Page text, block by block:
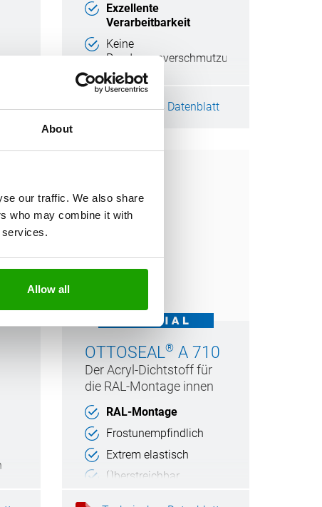
About
our traffic. We also share
who may combine it with
services.
Allow all
Exzellente
Verarbeitbarkeit
Keine
Randzonenverschmutzung
Sehr langlebige Fuge
Sicher gegen Schimmel
Technisches Datenblatt
OTTOSEAL® A 710
Der Acryl-Dichtstoff für
die RAL-Montage innen
RAL-Montage
Frostunempfindlich
Extrem elastisch
Überstreichbar